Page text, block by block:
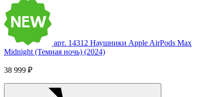
арт. 14312 Наушники Apple AirPods Max
Midnight (Темная ночь) (2024)
38 999 ₽